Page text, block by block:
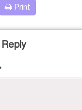
Print